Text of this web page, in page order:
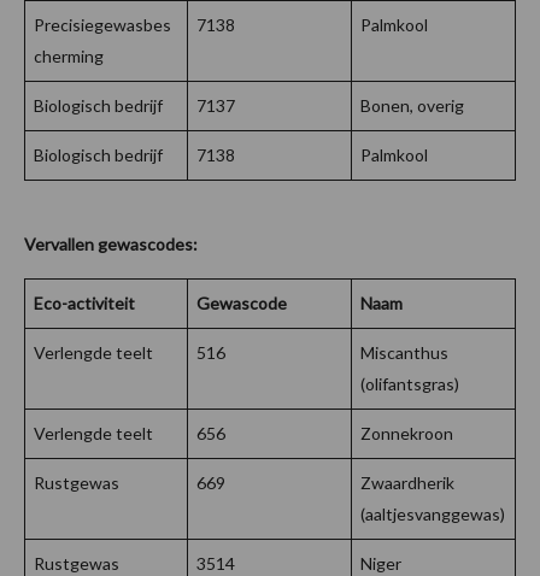
Precisiegewasbes
cherming
7138 Palmkool
Biologisch bedrijf 7137 Bonen, overig
Biologisch bedrijf 7138 Palmkool
Vervallen gewascodes:
Eco-activiteit Gewascode Naam
Verlengde teelt 516
Miscanthus
(olifantsgras)
Verlengde teelt 656 Zonnekroon
Rustgewas 669
Zwaardherik
(aaltjesvanggewas)
Rustgewas 3514 Niger